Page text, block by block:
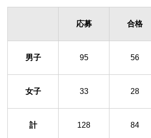
応募 合格
男子 95 56
女子 33 28
計 128 84